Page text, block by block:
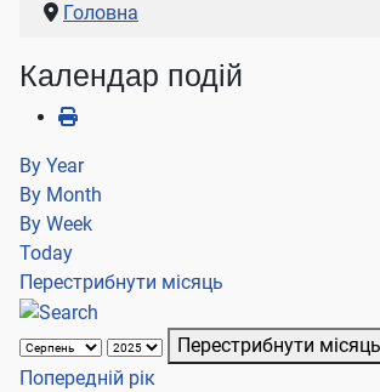
Головна
Календар подій
By Year
By Month
By Week
Today
Перестрибнути місяць
Перестрибнути місяць
Попередній рік